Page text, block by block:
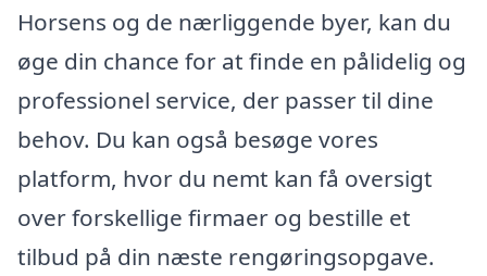
Horsens og de nærliggende byer, kan du
øge din chance for at finde en pålidelig og
professionel service, der passer til dine
behov. Du kan også besøge vores
platform, hvor du nemt kan få oversigt
over forskellige firmaer og bestille et
tilbud på din næste rengøringsopgave.